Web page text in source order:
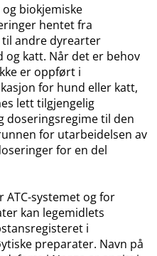
biokjemiske
hentet fra
andre dyrearter
katt. Når det er behov
er oppført i
for hund eller katt,
lett tilgjengelig
doseringsregime til den
for utarbeidelsen av
for en del
systemet og for
kan legemidlets
i
preparater. Navn på